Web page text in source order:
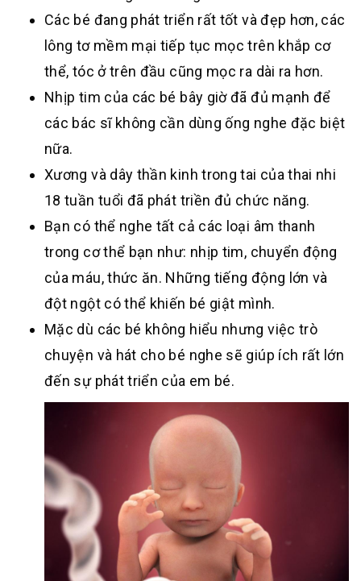
Các bé đang phát triển rất tốt và đẹp hơn, các
lông tơ mềm mại tiếp tục mọc trên khắp cơ
thể, tóc ở trên đầu cũng mọc ra dài ra hơn.
Nhịp tim của các bé bây giờ đã đủ mạnh để
các bác sĩ không cần dùng ống nghe đặc biệt
nữa.
Xương và dây thần kinh trong tai của thai nhi
18 tuần tuổi đã phát triền đủ chức năng.
Bạn có thể nghe tất cả các loại âm thanh
trong cơ thể bạn như: nhịp tim, chuyển động
của máu, thức ăn. Những tiếng động lớn và
đột ngột có thể khiến bé giật mình.
Mặc dù các bé không hiểu nhưng việc trò
chuyện và hát cho bé nghe sẽ giúp ích rất lớn
đến sự phát triển của em bé.